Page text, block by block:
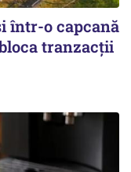
într-o capcană
tranzacții